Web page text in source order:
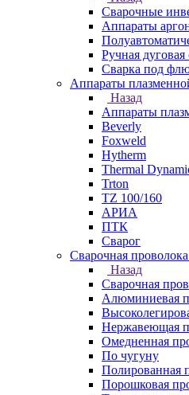
Сварочные
Аппараты
Ручная
Сварка под
Аппараты
Назад
Аппараты
Beverly
Foxweld
Hytherm
Thermal
Trton
TZ 100/160
АРИА
ПТК
Сварог
Сварочная проволока
Назад
Сварочная
Алюминиевая
Нержавеющая
Омедненная
По чугуну
Полированная
Порошковая